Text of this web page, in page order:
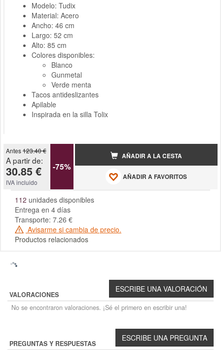
Modelo: Tudix
Material: Acero
Ancho: 46 cm
Largo: 52 cm
Alto: 85 cm
Colores disponibles:
Blanco
Gunmetal
Verde menta
Tacos antideslizantes
Apilable
Inspirada en la silla Tolix
Antes123.40 €
A partir de:
30.85 €
IVA incluido
-75%
AÑADIR A LA CESTA
AÑADIR A FAVORITOS
112 unidades disponibles
Entrega en 4 días
Transporte: 7.26 €
Avisarme si cambia de precio.
Productos relacionados
VALORACIONES
No se encontraron valoraciones. ¡Sé el primero en escribir una!
PREGUNTAS Y RESPUESTAS